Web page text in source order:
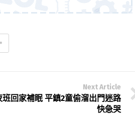
Next Article
回家補眠 平鎮2童偷溜出門迷路
快急哭